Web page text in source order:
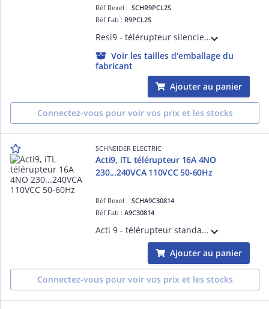
Réf Rexel :SCHR9PCL2S
Réf Fab : R9PCL2S
Resi9 - télérupteur silencieux - 1NO - 16A - 1 module de 18 mm + intercalaire de 9 mm soit une largeur totale de 27 mm
Voir les tailles d'emballage du
fabricant
Ajouter au panier
Connectez-vous pour voir vos prix et les stocks
SCHNEIDER ELECTRIC
Acti9, iTL télérupteur 16A 4NO
230...240VCA 110VCC 50-60Hz
Réf Rexel :SCHA9C30814
Réf Fab :A9C30814
Acti 9 - télérupteur standard iTL - 4P - 4F - 16A - 415VCA 50/60Hz - 60dB - Commutations 100/jour-5/minute - Impulsion 50 ms..1 s - Cde à dist. BP lum. 3mA - Circuit cde 110VCC - 230...240VCA 50/60Hz - Largeur 4 pas de 9 mm - NF
Ajouter au panier
Connectez-vous pour voir vos prix et les stocks